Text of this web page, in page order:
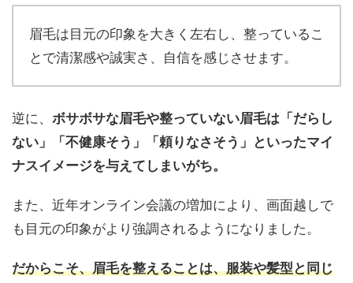
眉毛は目元の印象を大きく左右し、整っているこ
とで清潔感や誠実さ、自信を感じさせます。
逆に、 ボサボサな眉毛や整っていない眉毛は「だらし
ない」「不健康そう」「頼りなさそう」といったマイ
ナスイメージを与えてしまいがち。
また、近年オンライン会議の増加により、画面越しで
も目元の印象がより強調されるようになりました。
だからこそ、眉毛を整えることは、服装や髪型と同じ